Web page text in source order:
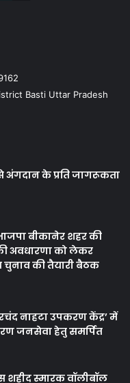
Basti Uttar Pradesh
अंगदान के प्रति जागरूकता
बीकानेर शहर की
अवधारणा को लेकर
की तैयारी बैठक
नाहटा उपकरण केंद्र’ में
जनसेवा हेतु समर्पित